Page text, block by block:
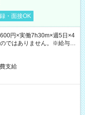
・面接OK
円×実働7h30m×週5日×4
ではありません。※給与即
支給